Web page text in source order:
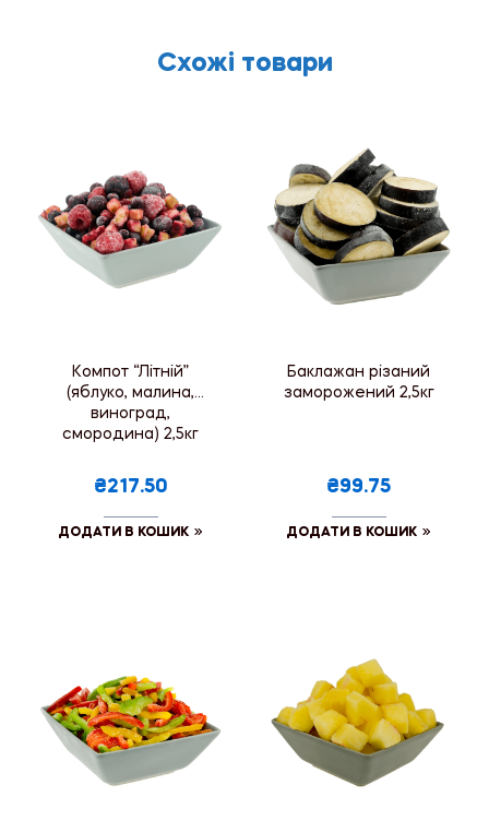
Схожі товари
Компот “Літній”
(яблуко, малина,
виноград,
смородина) 2,5кг
₴217.50
ДОДАТИ В КОШИК
Баклажан різаний
заморожений 2,5кг
₴99.75
ДОДАТИ В КОШИК